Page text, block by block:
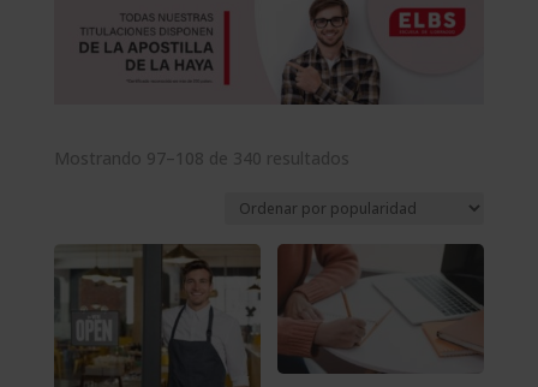
Mostrando 97–108 de 340 resultadosOrdenado